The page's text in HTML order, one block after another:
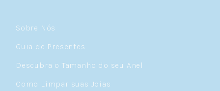
Sobre Nós
Guia de Presentes
Descubra o Tamanho do seu Anel
Como Limpar suas Joias